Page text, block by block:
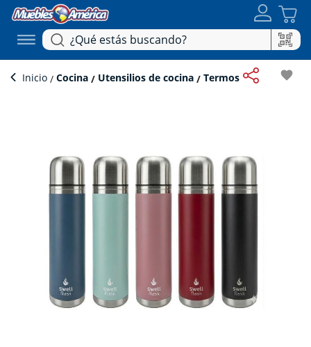
Inicio Cocina Utensilios de cocina Termos favorite